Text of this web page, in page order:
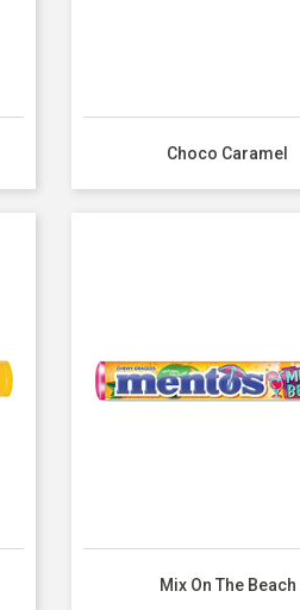
Choco Caramel
Mix On The Beach